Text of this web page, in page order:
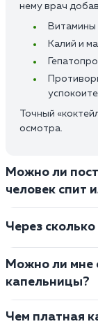
нему врач
Витамины
Калий и
Точный
осмотра.
Можно ли
человек спит
Через
Можно ли мне
капельницы?
Чем платная